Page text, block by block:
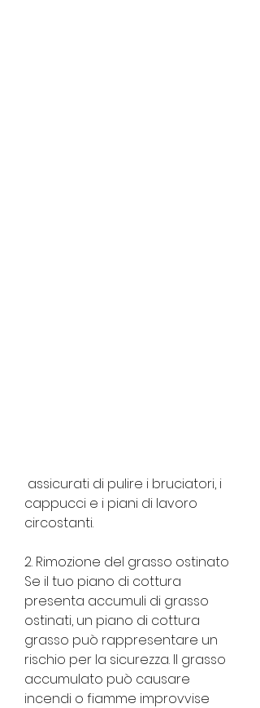
cappucci e i piani di lavoro
circostanti.
2. Rimozione del grasso ostinato
Se il tuo piano di cottura
presenta accumuli di grasso
ostinati, un piano di cottura
grasso può rappresentare un
rischio per la sicurezza. Il grasso
accumulato può causare
incendi o fiamme improvvise